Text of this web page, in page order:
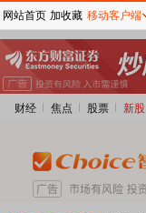
财经 焦点 股票 新股
网站首页 加收藏 移动客户端